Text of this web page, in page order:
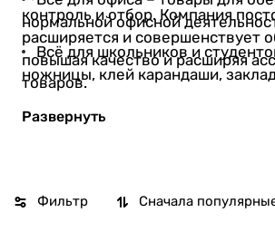
контроль и отбор. Компания
расширяется и совершенствует
повышая качество и расширяя
товаров.
нормальной офисной
Всё для школьников и
ножницы, клей карандаши,
работы, начинающих и любителей.
Фильтр Сначала